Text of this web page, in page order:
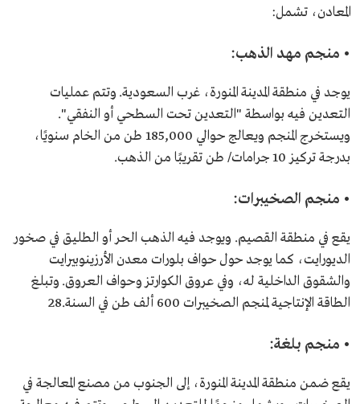
المعادن، تشمل:
• منجم مهد الذهب:
يوجد في منطقة المدينة المنورة، غرب السعودية. وتتم عمليات
التعدين فيه بواسطة "التعدين تحت السطحي أو النفقي".
ويستخرج المنجم ويعالج حوالي 185,000 طن من الخام سنويًا،
بدرجة تركيز 10 جرامات/ طن تقريبًا من الذهب.
• منجم الصخيبرات:
يقع في منطقة القصيم. ويوجد فيه الذهب الحر أو الطليق في صخور
الديورايت، كما يوجد حول حواف بلورات معدن الأرزينوبيرايت
والشقوق الداخلية له، وفي عروق الكوارتز وحواف العروق. وتبلغ
الطاقة الإنتاجية لمنجم الصخيبرات 600 ألف طن في السنة.28
• منجم بلغة:
يقع ضمن منطقة المدينة المنورة، إلى الجنوب من مصنع المعالجة في